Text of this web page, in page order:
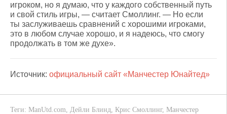
игроком, но я думаю, что у каждого собственный путь
и свой стиль игры, — считает Смоллинг. — Но если
ты заслуживаешь сравнений с хорошими игроками,
это в любом случае хорошо, и я надеюсь, что смогу
продолжать в том же духе».
Источник: официальный сайт «Манчестер Юнайтед»
Теги: ManUtd.com, Дейли Блинд, Крис Смоллинг, Манчестер